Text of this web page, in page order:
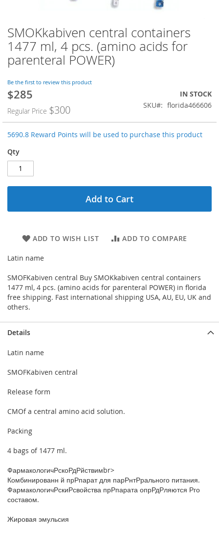
Skip
to
the
beginning
of
the
images
gallery
SMOKkabiven central containers
1477 ml, 4 pcs. (amino acids for
parenteral POWER)
Be the first to review this product
Special
$285
Regular Price $300
IN STOCK
SKU
florida466606
5690.8 Reward Points will be used to purchase this product
Qty
Add to Cart
ADD TO WISH LIST ADD TO COMPARE
Latin name
SMOFKabiven central Buy SMOKkabiven central containers
1477 ml, 4 pcs. (amino acids for parenteral POWER) in florida
free shipping. Fast international shipping USA, AU, EU, UK and
others.
Details
Latin name
SMOFKabiven central
Release form
CMOf a central amino acid solution.
Packing
4 bags of 1477 ml.
ФармакологичРскоРдРйствимbr>
Комбинированн й прРпарат для парРнтРрального питания.
ФармакологичРскиРсвойства прРпарата опрРдРляются Рго
составом.
Жировая эмульсия